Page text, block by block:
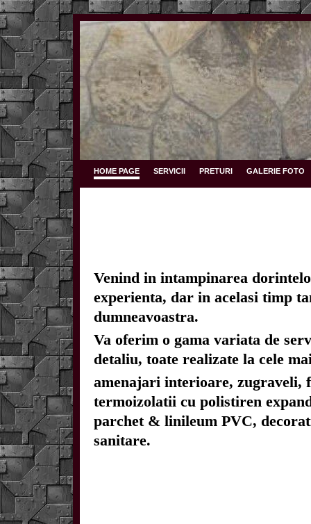
HOME PAGE SERVICII PRETURI GALERIE FOTO
Venind in intampinarea
experienta, dar in acelasi timp
dumneavoastra.
Va oferim o gama variata de
detaliu, toate realizate la cele
amenajari interioare, zugraveli,
termoizolatii cu polistiren
parchet & linileum PVC,
sanitare.